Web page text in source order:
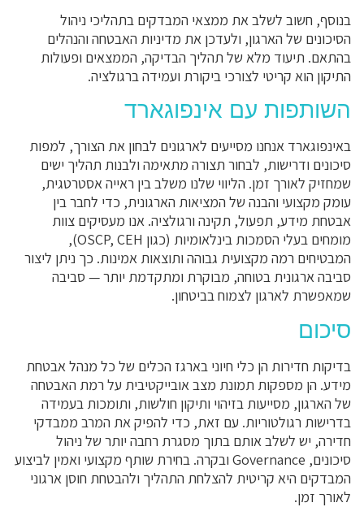
בנוסף, חשוב לשלב את ממצאי המבדקים בתהליכי ניהול
הסיכונים של הארגון, ולעדכן את מדיניות האבטחה והנהלים
בהתאם. תיעוד מלא של תהליך הבדיקה, הממצאים ופעולות
התיקון הוא קריטי לצורכי ביקורת ועמידה ברגולציה.
השותפות עם אינפוגארד
באינפוגארד אנחנו מסייעים לארגונים לבחון את הצורך, למפות
סיכונים ודרישות, לבחור תצורה מתאימה ולבנות תהליך ישים
שמחזיק לאורך זמן. הליווי שלנו משלב בין ראייה אסטרטגית,
עומק מקצועי והבנה של המציאות הארגונית, כדי לחבר בין
אבטחת מידע, תפעול, תקינה ורגולציה. אנו מעסיקים צוות
מומחים בעלי הסמכות בינלאומיות (כגון OSCP, CEH),
המבטיחים רמה מקצועית גבוהה ותוצאות אמינות. כך ניתן ליצור
סביבה ארגונית בטוחה, מבוקרת ומתקדמת יותר — סביבה
שמאפשרת לארגון לצמוח בביטחון.
סיכום
בדיקות חדירות הן כלי חיוני בארגז הכלים של כל מנהל אבטחת
מידע. הן מספקות תמונת מצב אובייקטיבית על רמת האבטחה
של הארגון, מסייעות בזיהוי ותיקון חולשות, ותומכות בעמידה
בדרישות רגולטוריות. עם זאת, כדי להפיק את המרב ממבדקי
חדירה, יש לשלב אותם בתוך מסגרת רחבה יותר של ניהול
סיכונים, Governance ובקרה. בחירת שותף מקצועי ואמין לביצוע
המבדקים היא קריטית להצלחת התהליך ולהבטחת חוסן ארגוני
לאורך זמן.